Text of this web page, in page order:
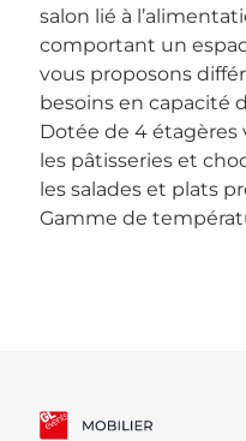
salon lié à
comportant un
vous proposons
besoins en capacité
Dotée de 4 étagères
les pâtisseries et
les salades et plats
Gamme de